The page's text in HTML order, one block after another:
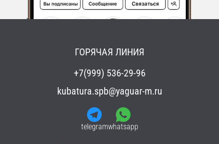
ГОРЯЧАЯ ЛИНИЯ
+7(999) 536-29-96
kubatura.spb@yaguar-m.ru
telegramwhatsapp